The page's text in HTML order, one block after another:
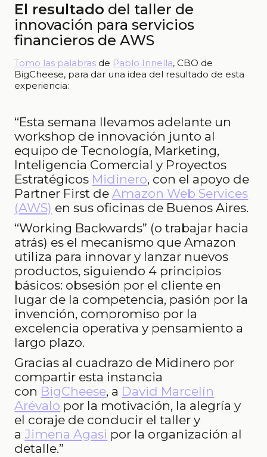
El resultado del taller de
innovación para servicios
financieros de AWS
Tomo las palabras de Pablo Innella, CBO de
BigCheese, para dar una idea del resultado de esta
experiencia:
“Esta semana llevamos adelante un
workshop de innovación junto al
equipo de Tecnología, Marketing,
Inteligencia Comercial y Proyectos
Estratégicos Midinero, con el apoyo de
Partner First deAmazon Web Services
(AWS) en sus oficinas de Buenos Aires.
“Working Backwards” (o trabajar hacia
atrás) es el mecanismo que Amazon
utiliza para innovar y lanzar nuevos
productos, siguiendo 4 principios
básicos: obsesión por el cliente en
lugar de la competencia, pasión por la
invención, compromiso por la
excelencia operativa y pensamiento a
largo plazo.
Gracias al cuadrazo de Midinero por
compartir esta instancia
con BigCheese, a David Marcelín
Arévalo por la motivación, la alegría y
el coraje de conducir el taller y
aJimena Agasi por la organización al
detalle.”